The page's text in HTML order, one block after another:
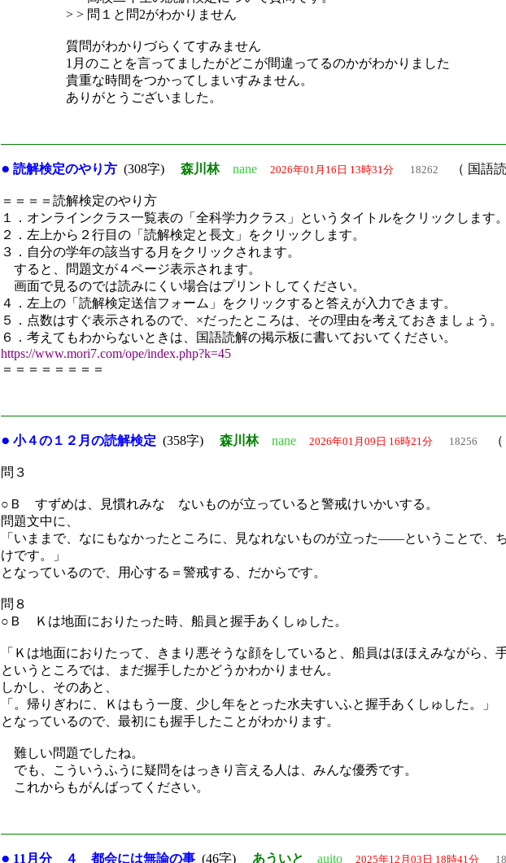
> > 問１と問2がわかりません
質問がわかりづらくてすみません
1月のことを言ってましたがどこが間違ってるのかがわかりました
貴重な時間をつかってしまいすみません。
ありがとうございました。
● 読解検定のやり方 (308字) 森川林 nane 2026年01月16日 13時31分 18262 （ 国語読
＝＝＝＝読解検定のやり方
１．オンラインクラス一覧表の「全科学力クラス」というタイトルをクリックします。
２．左上から２行目の「読解検定と長文」をクリックします。
３．自分の学年の該当する月をクリックされます。
すると、問題文が４ページ表示されます。
画面で見るのでは読みにくい場合はプリントしてください。
４．左上の「読解検定送信フォーム」をクリックすると答えが入力できます。
５．点数はすぐ表示されるので、×だったところは、その理由を考えておきましょう。
６．考えてもわからないときは、国語読解の掲示板に書いておいてください。
https://www.mori7.com/ope/index.php?k=45
＝＝＝＝＝＝＝＝
● 小４の１２月の読解検定 (358字) 森川林 nane 2026年01月09日 16時21分 18256 （
問３
○Ｂ すずめは、見慣れみな ないものが立っていると警戒けいかいする。
問題文中に、
「いままで、なにもなかったところに、見なれないものが立った――ということで、
けです。」
となっているので、用心する＝警戒する、だからです。
問８
○Ｂ Ｋは地面におりたった時、船員と握手あくしゅした。
「Ｋは地面におりたって、きまり悪そうな顔をしていると、船員はほほえみながら、
というところでは、まだ握手したかどうかわかりません。
しかし、そのあと、
「。帰りぎわに、Ｋはもう一度、少し年をとった水夫すいふと握手あくしゅした。」
となっているので、最初にも握手したことがわかります。
難しい問題でしたね。
でも、こういうふうに疑問をはっきり言える人は、みんな優秀です。
これからもがんばってください。
● 11月分 ４ 都会には無論の事 (46字) あういと auito 2025年12月03日 18時41分